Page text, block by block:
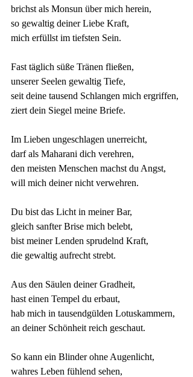
brichst als Monsun über mich herein,
so gewaltig deiner Liebe Kraft,
mich erfüllst im tiefsten Sein.
Fast täglich süße Tränen fließen,
unserer Seelen gewaltig Tiefe,
seit deine tausend Schlangen mich ergriffen,
ziert dein Siegel meine Briefe.
Im Lieben ungeschlagen unerreicht,
darf als Maharani dich verehren,
den meisten Menschen machst du Angst,
will mich deiner nicht verwehren.
Du bist das Licht in meiner Bar,
gleich sanfter Brise mich belebt,
bist meiner Lenden sprudelnd Kraft,
die gewaltig aufrecht strebt.
Aus den Säulen deiner Gradheit,
hast einen Tempel du erbaut,
hab mich in tausendgülden Lotuskammern,
an deiner Schönheit reich geschaut.
So kann ein Blinder ohne Augenlicht,
wahres Leben fühlend sehen,